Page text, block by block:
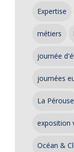
Expertise
métiers
journée
journées
La Pérouse
exposition
Océan &